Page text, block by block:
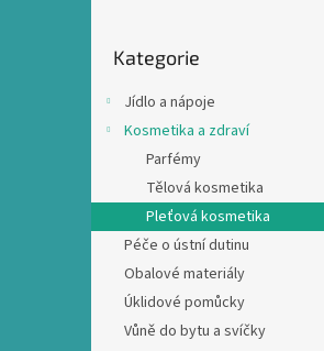
a
kategorie
Kategorie
Jídlo a nápoje
Kosmetika a zdraví
Parfémy
Tělová kosmetika
Pleťová kosmetika
Péče o ústní dutinu
Obalové materiály
Úklidové pomůcky
Vůně do bytu a svíčky